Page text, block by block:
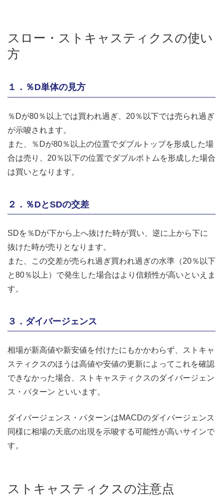
スロー・ストキャスティクスの使い
方
１．％D単体の見方
％Dが80％以上では買われ過ぎ、20％以下では売られ過ぎ
が示唆されます。
また、％Dが80％以上の位置でダブルトップを形成した場
合は売り、20％以下の位置でダブルボトムを形成した場合
は買いとなります。
２．％DとSDの交差
SDを％Dが下から上へ抜けた時が買い、逆に上から下に
抜けた時が売りとなります。
また、この交差が売られ過ぎ買われ過ぎの水準（20％以下
と80％以上）で発生した場合はより信頼性が高いといえま
す。
３．ダイバージェンス
相場が新高値や新安値を付けたにもかかわらず、ストキャ
スティクスのほうは高値や安値の更新によってこれを確認
できなかった場合、ストキャスティクスのダイバージェン
ス・パターン といいます。
ダイバージェンス・パターンはMACDのダイバージェンス
同様に相場の天底の出現を示唆する可能性が高いサインで
す。
ストキャスティクスの注意点